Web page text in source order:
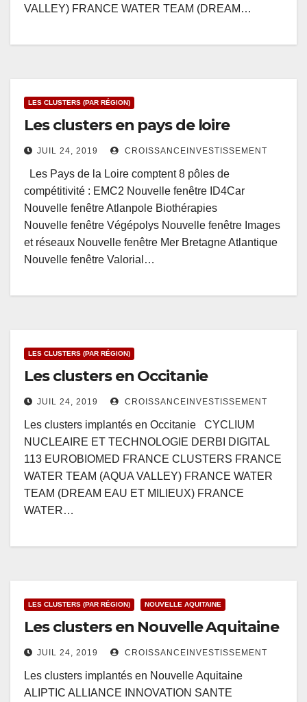
VALLEY) FRANCE WATER TEAM (DREAM…
LES CLUSTERS (PAR RÉGION)
Les clusters en pays de loire
JUIL 24, 2019 CROISSANCEINVESTISSEMENT
Les Pays de la Loire comptent 8 pôles de
compétitivité : EMC2 Nouvelle fenêtre ID4Car
Nouvelle fenêtre Atlanpole Biothérapies
Nouvelle fenêtre Végépolys Nouvelle fenêtre Images
et réseaux Nouvelle fenêtre Mer Bretagne Atlantique
Nouvelle fenêtre Valorial…
LES CLUSTERS (PAR RÉGION)
Les clusters en Occitanie
JUIL 24, 2019 CROISSANCEINVESTISSEMENT
Les clusters implantés en Occitanie CYCLIUM
NUCLEAIRE ET TECHNOLOGIE DERBI DIGITAL
113 EUROBIOMED FRANCE CLUSTERS FRANCE
WATER TEAM (AQUA VALLEY) FRANCE WATER
TEAM (DREAM EAU ET MILIEUX) FRANCE
WATER…
LES CLUSTERS (PAR RÉGION) NOUVELLE AQUITAINE
Les clusters en Nouvelle Aquitaine
JUIL 24, 2019 CROISSANCEINVESTISSEMENT
Les clusters implantés en Nouvelle Aquitaine
ALIPTIC ALLIANCE INNOVATION SANTE